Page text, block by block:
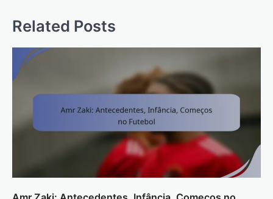
Related Posts